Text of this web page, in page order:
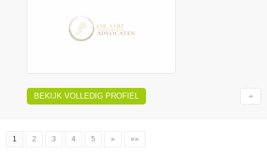
BEKIJK VOLLEDIG PROFIEL
1 2 3 4 5 » »»